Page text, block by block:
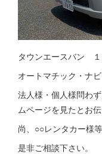
タウンエースバン
オートマチック・ナ
法人様・個人様問わ
ムページを見たとお伝
尚、○○レンタカー様
是非ご相談下さい。